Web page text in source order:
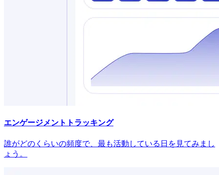
エンゲージメントトラッキング
誰がどのくらいの頻度で、最も活動している日を見てみまし
ょう。